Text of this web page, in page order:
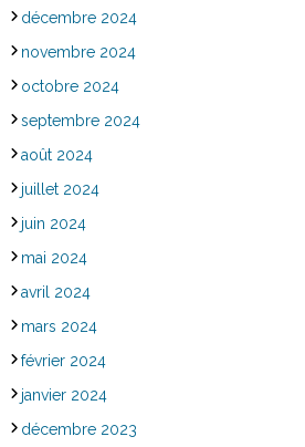
décembre 2024
novembre 2024
octobre 2024
septembre 2024
août 2024
juillet 2024
juin 2024
mai 2024
avril 2024
mars 2024
février 2024
janvier 2024
décembre 2023